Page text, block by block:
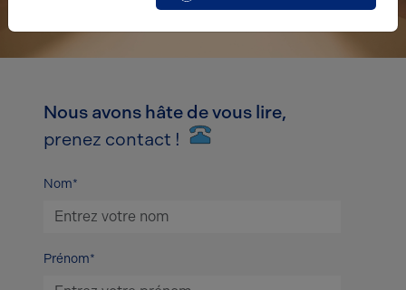
Nous avons hâte de vous lire,
prenez contact !
Nom*
Prénom*